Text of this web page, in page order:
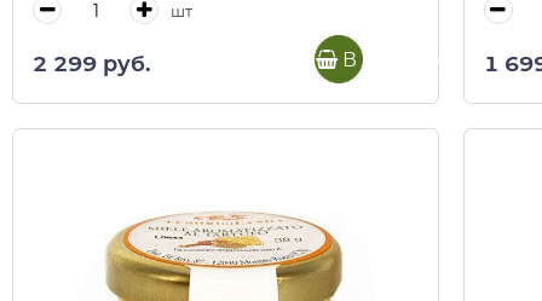
шт
2 299 руб. В корзину 1